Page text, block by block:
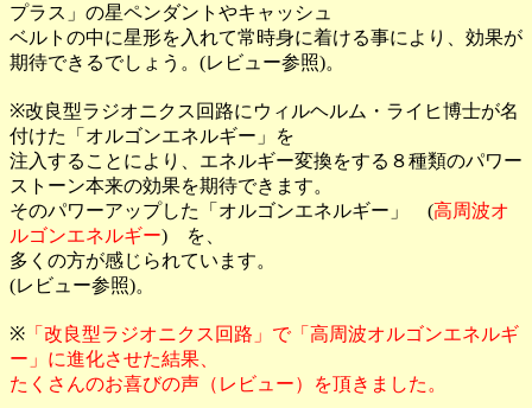
プラス」の星ペンダントやキャッシュ
ベルトの中に星形を入れて常時身に着ける事により、効果が
期待できるでしょう。(レビュー参照)。
※改良型ラジオニクス回路にウィルヘルム・ライヒ博士が名
付けた「オルゴンエネルギー」を
注入することにより、エネルギー変換をする８種類のパワー
ストーン本来の効果を期待できます。
そのパワーアップした「オルゴンエネルギー」 (高周波オ
ルゴンエネルギー) を、
多くの方が感じられています。
(レビュー参照)。
※ 「改良型ラジオニクス回路」で「高周波オルゴンエネルギ
ー」に進化させた結果、
たくさんのお喜びの声（レビュー）を頂きました。